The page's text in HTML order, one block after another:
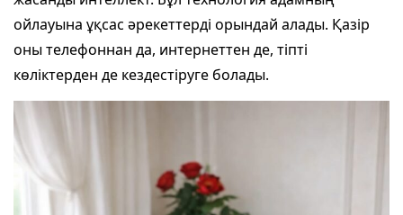
ойлауына ұқсас әрекеттерді орындай алады. Қазір
оны телефоннан да, интернеттен де, тіпті
көліктерден де кездестіруге болады.